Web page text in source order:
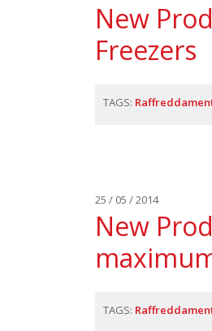
New
Freezers
TAGS:
25 / 05 / 2014
New
TAGS: